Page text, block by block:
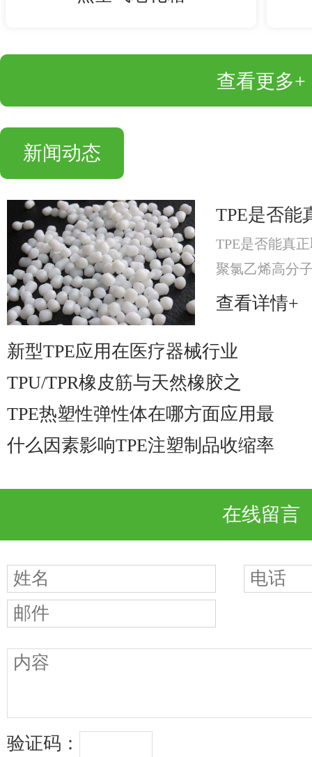
查看更多+
新闻动态
TPE是否能
TPE是否能真
聚氯乙烯高分
分，提升材料
查看详情+
新型TPE应用在医疗器械行业
TPU/TPR橡皮筋与天然橡胶之
TPE热塑性弹性体在哪方面应用最
什么因素影响TPE注塑制品收缩率
在线留言
验证码：